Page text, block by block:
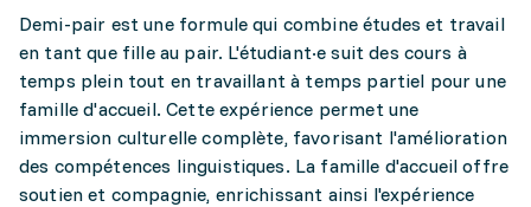
Demi-pair est une formule qui combine études et travail
en tant que fille au pair. L'étudiant·e suit des cours à
temps plein tout en travaillant à temps partiel pour une
famille d'accueil. Cette expérience permet une
immersion culturelle complète, favorisant l'amélioration
des compétences linguistiques. La famille d'accueil offre
soutien et compagnie, enrichissant ainsi l'expérience